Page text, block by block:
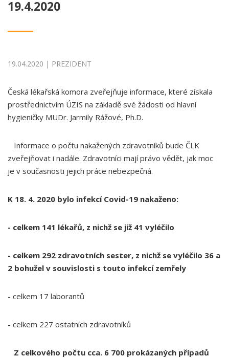
19.4.2020
19.04.2020 | PREZIDENT
Česká lékařská komora zveřejňuje informace, které získala
prostřednictvím ÚZIS na základě své žádosti od hlavní
hygieničky MUDr. Jarmily Rážové, Ph.D.
Informace o počtu nakažených zdravotníků bude ČLK
zveřejňovat i nadále. Zdravotníci mají právo vědět, jak moc
je v současnosti jejich práce nebezpečná.
K 18. 4. 2020 bylo infekcí Covid-19 nakaženo:
- celkem 141 lékařů, z nichž se již 41 vyléčilo
- celkem 292 zdravotních sester, z nichž se vyléčilo 36 a
2 bohužel v souvislosti s touto infekcí zemřely
- celkem 17 laborantů
- celkem 227 ostatních zdravotníků
Z celkového počtu cca. 6 700 prokázaných případů